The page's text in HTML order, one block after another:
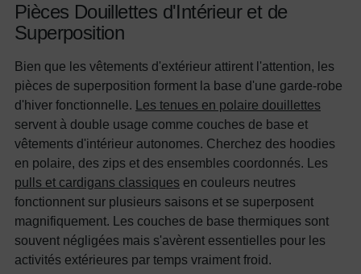
Pièces Douillettes d'Intérieur et de
Superposition
Bien que les vêtements d'extérieur attirent l'attention, les
pièces de superposition forment la base d'une garde-robe
d'hiver fonctionnelle. Les tenues en polaire douillettes
servent à double usage comme couches de base et
vêtements d'intérieur autonomes. Cherchez des hoodies
en polaire, des zips et des ensembles coordonnés. Les
pulls et cardigans classiques en couleurs neutres
fonctionnent sur plusieurs saisons et se superposent
magnifiquement. Les couches de base thermiques sont
souvent négligées mais s'avèrent essentielles pour les
activités extérieures par temps vraiment froid.